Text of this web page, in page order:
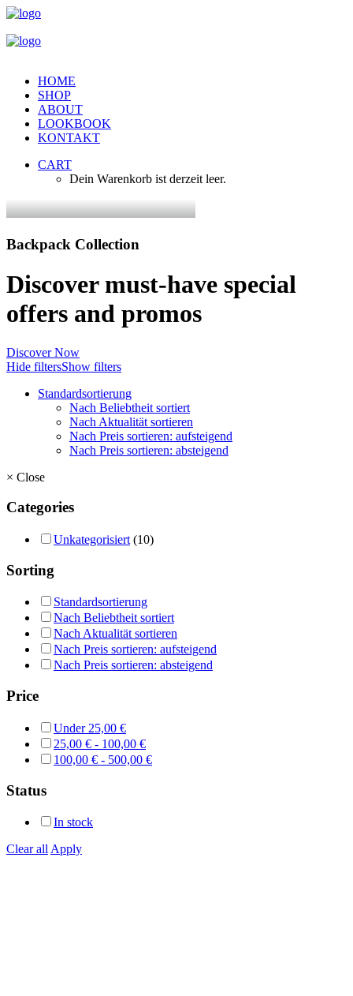
HOME
SHOP
ABOUT
LOOKBOOK
KONTAKT
CART
Dein Warenkorb ist derzeit leer.
Backpack Collection
Discover must-have special
offers and promos
Discover Now
Hide filtersShow filters
Standardsortierung
Nach Beliebtheit sortiert
Nach Aktualität sortieren
Nach Preis sortieren: aufsteigend
Nach Preis sortieren: absteigend
× Close
Categories
Unkategorisiert (10)
Sorting
Standardsortierung
Nach Beliebtheit sortiert
Nach Aktualität sortieren
Nach Preis sortieren: aufsteigend
Nach Preis sortieren: absteigend
Price
Under 25,00 €
25,00 € - 100,00 €
100,00 € - 500,00 €
Status
In stock
Clear all Apply